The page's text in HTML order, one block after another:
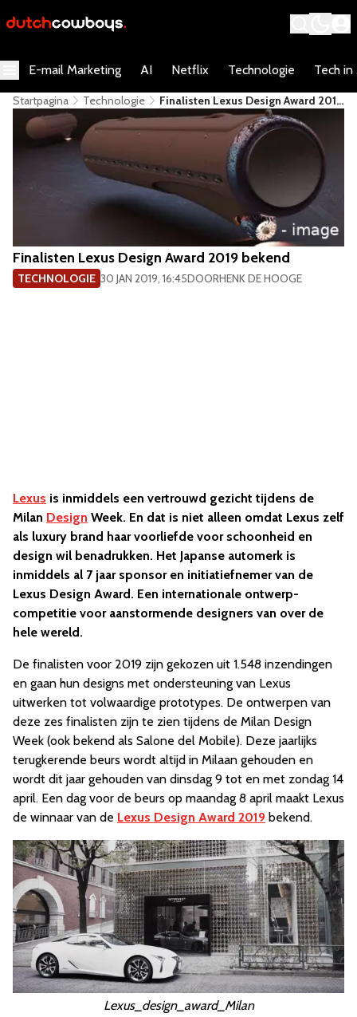
E-mail Marketing AI Netflix Technologie Tech in
Startpagina Technologie
Finalisten Lexus Design Award 2019
Bekend
Finalisten Lexus Design Award 2019 bekend
TECHNOLOGIE 30 JAN 2019, 16:45DOORHENK DE HOOGE
Lexus is inmiddels een vertrouwd gezicht tijdens de
Milan Design Week. En dat is niet alleen omdat Lexus zelf
als luxury brand haar voorliefde voor schoonheid en
design wil benadrukken. Het Japanse automerk is
inmiddels al 7 jaar sponsor en initiatiefnemer van de
Lexus Design Award. Een internationale ontwerp-
competitie voor aanstormende designers van over de
hele wereld.
De finalisten voor 2019 zijn gekozen uit 1.548 inzendingen
en gaan hun designs met ondersteuning van Lexus
uitwerken tot volwaardige prototypes. De ontwerpen van
deze zes finalisten zijn te zien tijdens de Milan Design
Week (ook bekend als Salone del Mobile). Deze jaarlijks
terugkerende beurs wordt altijd in Milaan gehouden en
wordt dit jaar gehouden van dinsdag 9 tot en met zondag 14
april. Een dag voor de beurs op maandag 8 april maakt Lexus
de winnaar van de Lexus Design Award 2019 bekend.
Lexus_design_award_Milan